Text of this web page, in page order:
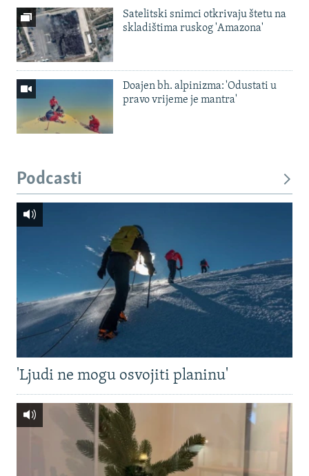
Satelitski snimci otkrivaju štetu na
skladištima ruskog 'Amazona'
Doajen bh. alpinizma: 'Odustati u
pravo vrijeme je mantra'
Podcasti
'Ljudi ne mogu osvojiti planinu'